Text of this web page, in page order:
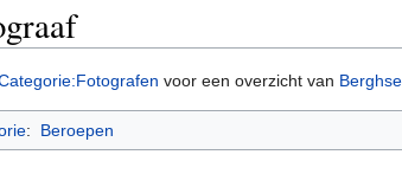
voor een overzicht van Berghse
: Beroepen